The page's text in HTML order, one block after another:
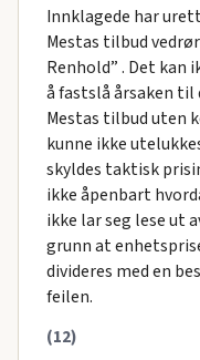
Innklagede har
Mestas tilbud
Renhold” . Det
å fastslå årsaken
Mestas tilbud uten
kunne ikke
skyldes taktisk
ikke åpenbart
ikke lar seg lese ut
grunn at
divideres med en
feilen.
(12)